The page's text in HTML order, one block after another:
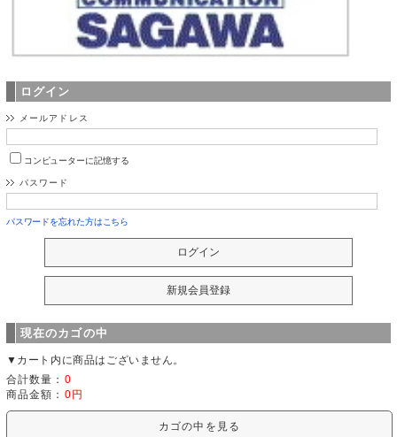
ログイン
メールアドレス
コンピューターに記憶する
パスワード
パスワードを忘れた方はこちら
現在のカゴの中
▼カート内に商品はございません。
合計数量： 0
商品金額： 0円
カゴの中を見る